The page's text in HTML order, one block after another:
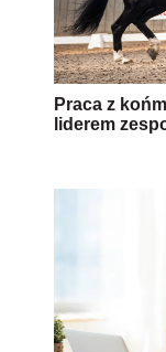
Praca z
liderem